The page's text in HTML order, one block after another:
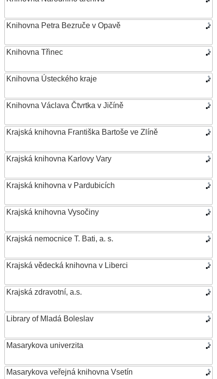
Knihovna Petra Bezruče v Opavě
Knihovna Třinec
Knihovna Ústeckého kraje
Knihovna Václava Čtvrtka v Jičíně
Krajská knihovna Františka Bartoše ve Zlíně
Krajská knihovna Karlovy Vary
Krajská knihovna v Pardubicích
Krajská knihovna Vysočiny
Krajská nemocnice T. Bati, a. s.
Krajská vědecká knihovna v Liberci
Krajská zdravotní, a.s.
Library of Mladá Boleslav
Masarykova univerzita
Masarykova veřejná knihovna Vsetín